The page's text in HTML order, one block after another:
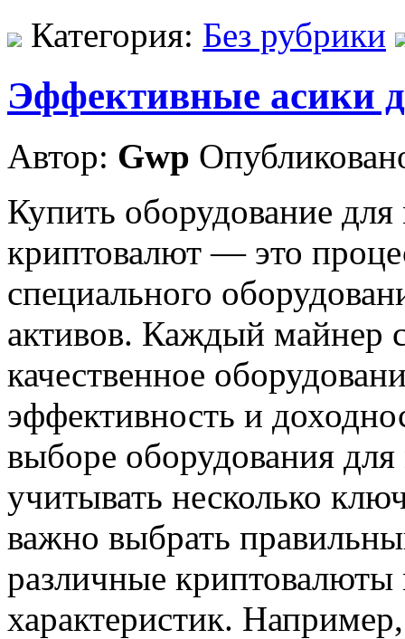
Категория: Без рубрики
Эффективные асики
Автор: Gwp
Купить оборудование
криптовалют — это
специального
активов. Каждый майнер
качественное
эффективность и
выборе оборудования
учитывать несколько
важно выбрать
различные криптовалюты
характеристик.